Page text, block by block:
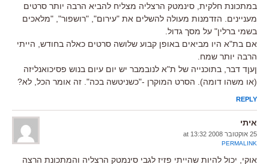
במתכונת חלקית, סינמטק הרצליה מצליח להביא הרבה יותר סרטים
מעניינים. הזדמנות מעולה להשלים את "עירום", "רושפור", "מלאכים
בשמי ברלין" על מסך גדול.
אם בת"א היו מביאים באופן קבוע שלושה סרטים כאלה בחודש, הייתי
הרבה יותר שמח.
ןעןד דבר, בתוכנייה של ת"א לנובמבר יש יום עיום בנוש פסיכואנליזה
(או משהו דומה). הסרט המוקרן -"כשניטשה בכה". זה אומר הכל, לא?
REPLY
איתי
25 אוקטובר 2008 at 13:32
PERMALINK
אוקי, יכול להיות שהייתי פזיז לגבי סינמטק הרצליה והמתכונת הרצה